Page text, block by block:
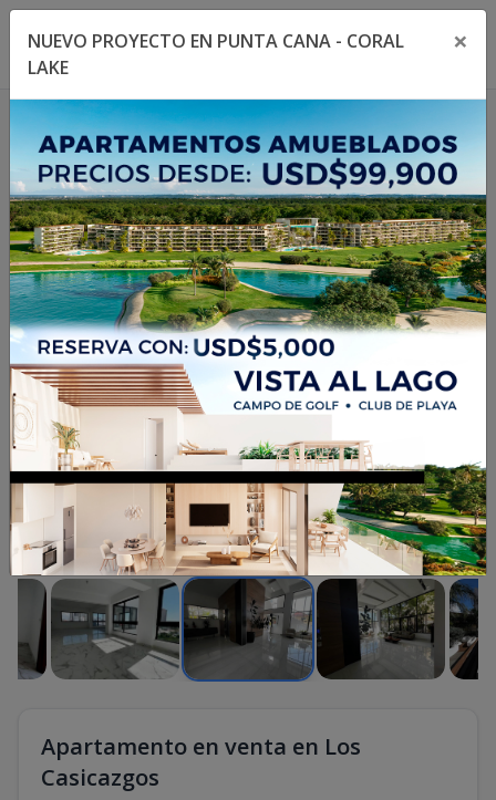
Toggle navigation menu
/
Apartamento en venta en Los
Casicazgos
NUEVO PROYECTO EN PUNTA CANA - CORAL
LAKE
×